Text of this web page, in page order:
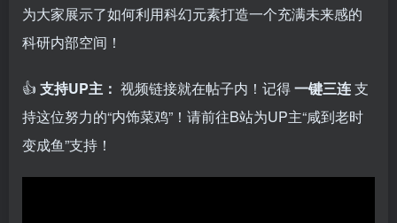
为大家展示了如何利用科幻元素打造一个充满未来感的
科研内部空间！
👍 支持UP主： 视频链接就在帖子内！记得一键三连支
持这位努力的“内饰菜鸡”！请前往B站为UP主“咸到老时
变成鱼”支持！